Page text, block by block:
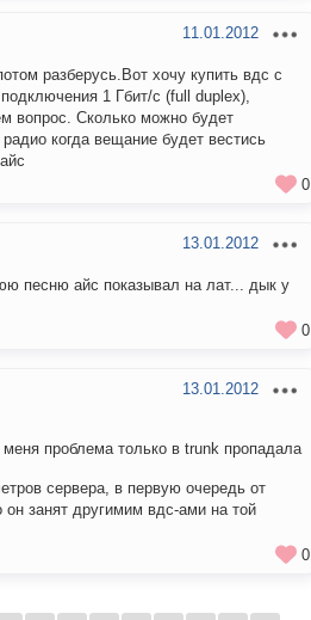
11.01.2012
разберусь.Вот хочу купить вдс с
1 Гбит/с (full duplex),
вопрос. Сколько можно будет
когда вещание будет вестись
0
13.01.2012
песню айс показывал на лат... дык у
0
13.01.2012
меня проблема только в trunk пропадала
сервера, в первую очередь от
он занят другимим вдс-ами на той
0